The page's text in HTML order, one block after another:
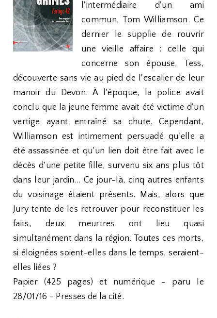
l'intermédiaire d'un ami
commun, Tom Williamson. Ce
dernier le supplie de rouvrir
une vieille affaire : celle qui
concerne son épouse, Tess,
découverte sans vie au pied de l'escalier de leur
manoir du Devon. À l'époque, la police avait
conclu que la jeune femme avait été victime d'un
vertige ayant entraîné sa chute. Cependant,
Williamson est intimement persuadé qu'elle a
été assassinée et qu'un lien doit être fait avec le
décès d'une petite fille, survenu six ans plus tôt
dans leur jardin... Ce jour-là, cinq autres enfants
du voisinage étaient présents. Mais, alors que
Jury tente de les retrouver pour reconstituer les
faits, deux meurtres ont lieu quasi
simultanément dans la région. Toutes ces morts,
si éloignées soient-elles dans le temps, seraient-
elles liées ?
Papier (425 pages) et numérique - paru le
28/01/16 - Presses de la cité.